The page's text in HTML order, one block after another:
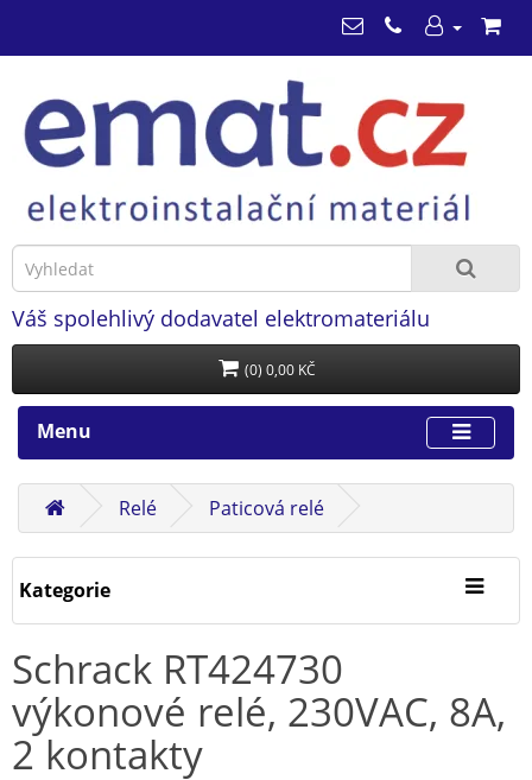
Váš spolehlivý dodavatel elektromateriálu
(0) 0,00 KČ
Menu
Relé Paticová relé
Kategorie
Schrack RT424730
výkonové relé, 230VAC, 8A,
2 kontakty